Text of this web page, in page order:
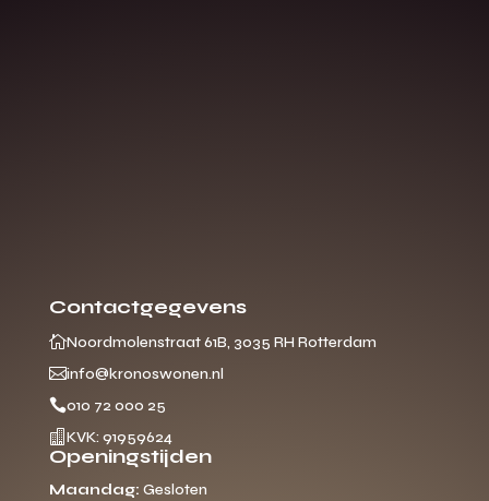
Contactgegevens
Noordmolenstraat 61B, 3035 RH Rotterdam
info@kronoswonen.nl
010 72 000 25
 KVK: 91959624
Openingstijden
Maandag: Gesloten